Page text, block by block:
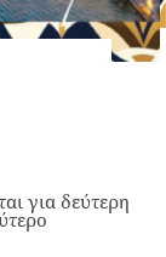
για δεύτερη